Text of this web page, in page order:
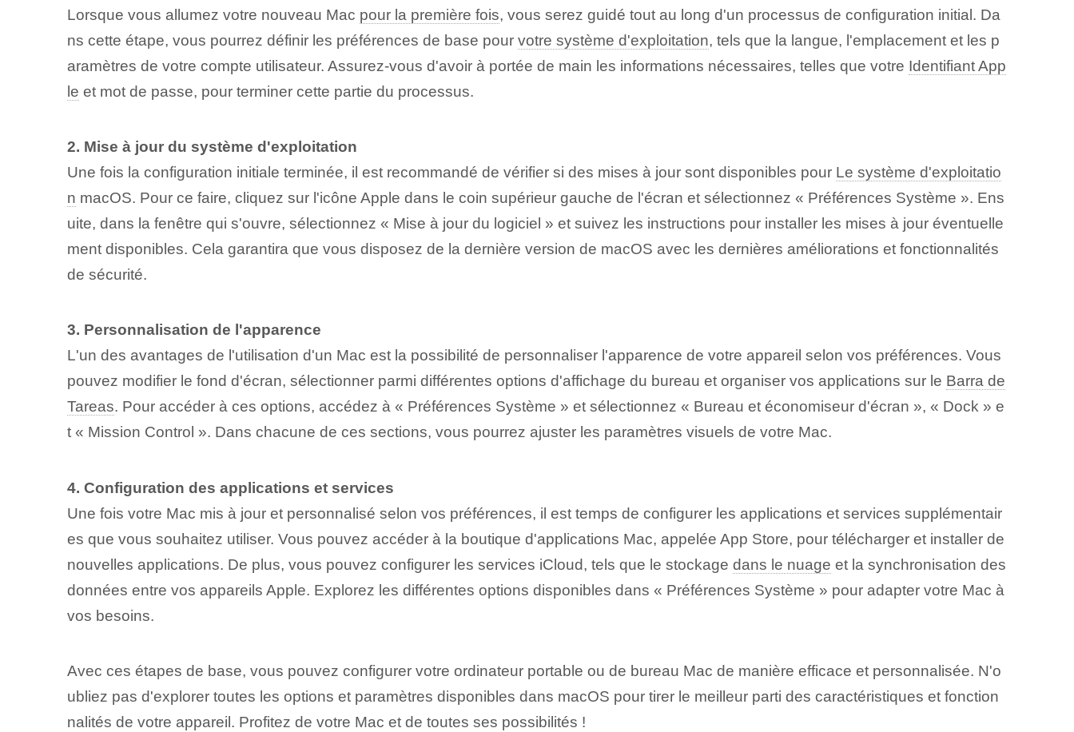
Lorsque vous allumez votre nouveau Mac pour la première fois, vous serez guidé tout au long d'un processus de configuration initial. Da
ns cette étape, vous pourrez définir les préférences de base pour votre système d'exploitation, tels que la langue, l'emplacement et les p
aramètres de votre compte utilisateur. Assurez-vous d'avoir à portée de main les informations nécessaires, telles que votre Identifiant App
le et mot de passe, pour terminer cette partie du processus.
2. Mise à jour du système d'exploitation
Une fois la configuration initiale terminée, il est recommandé de vérifier si des mises à jour sont disponibles pour Le système d'exploitatio
n macOS. Pour ce faire, cliquez sur l'icône Apple dans le coin supérieur gauche de l'écran et sélectionnez « Préférences Système ». Ens
uite, dans la fenêtre qui s'ouvre, sélectionnez « Mise à jour du logiciel » et suivez les instructions pour installer les mises à jour éventuelle
ment disponibles. Cela garantira que vous disposez de la dernière version de macOS avec les dernières améliorations et fonctionnalités
de sécurité.
3. Personnalisation de l'apparence
L'un des avantages de l'utilisation d'un Mac est la possibilité de personnaliser l'apparence de votre appareil selon vos préférences. Vous
pouvez modifier le fond d'écran, sélectionner parmi différentes options d'affichage du bureau et organiser vos applications sur le Barra de
Tareas. Pour accéder à ces options, accédez à « Préférences Système » et sélectionnez « Bureau et économiseur d'écran », « Dock » e
t « Mission Control ». Dans chacune de ces sections, vous pourrez ajuster les paramètres visuels de votre Mac.
4. Configuration des applications et services
Une fois votre Mac mis à jour et personnalisé selon vos préférences, il est temps de configurer les applications et services supplémentair
es que vous souhaitez utiliser. Vous pouvez accéder à la boutique d'applications Mac, appelée App Store, pour télécharger et installer de
nouvelles applications. De plus, vous pouvez configurer les services iCloud, tels que le stockage dans le nuage et la synchronisation des
données entre vos appareils Apple. Explorez les différentes options disponibles dans « Préférences Système » pour adapter votre Mac à
vos besoins.
Avec ces étapes de base, vous pouvez configurer votre ordinateur portable ou de bureau Mac de manière efficace et personnalisée. N'o
ubliez pas d'explorer toutes les options et paramètres disponibles dans macOS pour tirer le meilleur parti des caractéristiques et fonction
nalités de votre appareil. Profitez de votre Mac et de toutes ses possibilités !